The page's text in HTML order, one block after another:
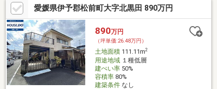
愛媛県伊予郡松前町大字北黒田 890万円
890万円
（坪単価:26.48万円）
土地面積111.11m2
用途地域１種低層
建ぺい率50%
容積率80%
建築条件なし